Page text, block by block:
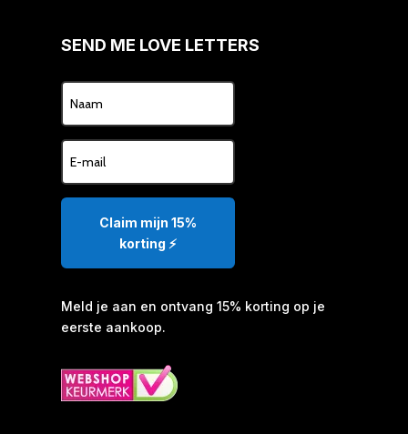
SEND ME LOVE LETTERS
Claim mijn 15%
korting ⚡️
Meld je aan en ontvang 15% korting op je
eerste aankoop.